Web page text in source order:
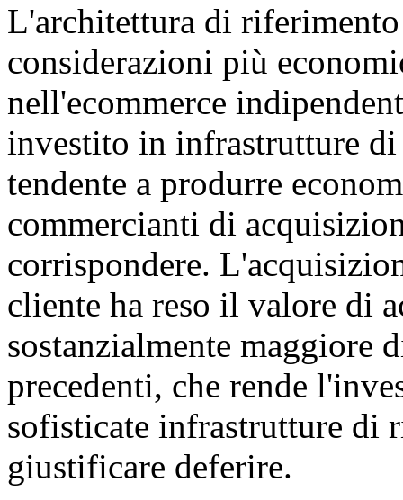
L'architettura di riferimento
considerazioni più
nell'ecommerce
investito in infrastrutture
tendente a produrre
commercianti di
corrispondere.
cliente ha reso il valore di
sostanzialmente maggiore
precedenti, che rende
sofisticate infrastrutture di
giustificare deferire.